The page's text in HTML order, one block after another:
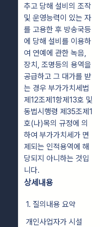
추고 당해 설비의 조작
및 운영능력이 있는 자
를 고용한 후 방송국등
에 당해 설비를 이용하
여 연예에 관한 녹음,
장치, 조명등의 용역을
공급하고 그 대가를 받
는 경우 부가가치세법
제12조제1항제13호 및
동법시행령 제35조제1
호(나)목의 규정에 의
하여 부가가치세가 면
제되는 인적용역에 해
당되지 아니하는 것입
니다.
상세내용
1. 질의내용 요약
개인사업자가 시설